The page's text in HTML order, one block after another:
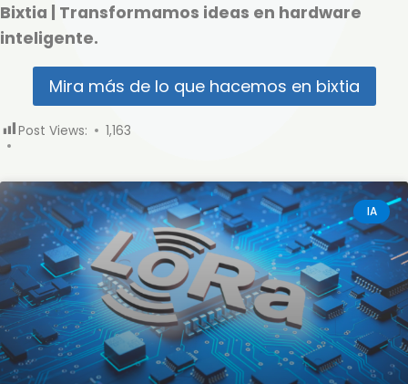
Bixtia | Transformamos ideas en hardware
inteligente.
Mira más de lo que hacemos en bixtia
Post Views: 1,163
IA